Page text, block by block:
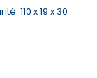
110 x 19 x 30